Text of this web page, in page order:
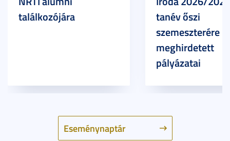
Eseménynaptár
találkozójára
tanév őszi
szemeszterére
meghirdetett
pályázatai